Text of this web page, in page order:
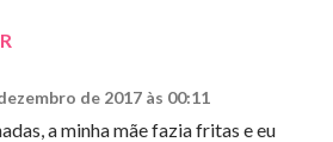
de 2017 às 00:11
a minha mãe fazia fritas e eu